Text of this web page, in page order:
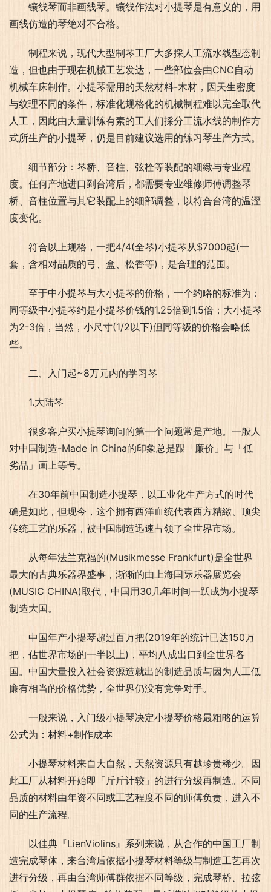
镶线琴而非画线琴。镶线作法对小提琴是有意义的，用
画线仿造的琴绝对不合格。
制程来说，现代大型制琴工厂大多採人工流水线型态制
造，但也由于现在机械工艺发达，一些部位会由CNC自动
机械车床制作。小提琴需用的天然材料-木材，因天生密度
与纹理不同的条件，标准化规格化的机械制程难以完全取代
人工，因此由大量训练有素的工人们採分工流水线的制作方
式所生产的小提琴，仍是目前建议选用的练习琴生产方式。
细节部分：琴桥、音柱、弦栓等装配的细緻与专业程
度。任何产地进口到台湾后，都需要专业维修师傅调整琴
桥、音柱位置与其它装配上的细部调整，以符合台湾的温溼
度变化。
符合以上规格，一把4/4(全琴)小提琴从$7000起(一
套，含相对品质的弓、盒、松香等)，是合理的范围。
至于中小提琴与大小提琴的价格，一个约略的标准为：
同等级中小提琴约是小提琴价钱的1.25倍到1.5倍；大小提琴
为2-3倍，当然，小尺寸(1/2以下)但同等级的价格会略低
些。
二、入门起~8万元内的学习琴
1.大陆琴
很多客户买小提琴询问的第一个问题常是产地。一般人
对中国制造-Made in China的印象总是跟「廉价」与「低
劣品」画上等号。
在30年前中国制造小提琴，以工业化生产方式的时代
确是如此，但现今，这个拥有西洋血统代表西方精緻、顶尖
传统工艺的乐器，被中国制造迅速占领了全世界市场。
从每年法兰克福的(Musikmesse Frankfurt)是全世界
最大的古典乐器界盛事，渐渐的由上海国际乐器展览会
(MUSIC CHINA)取代，中国用30几年时间一跃成为小提琴
制造大国。
中国年产小提琴超过百万把(2019年的统计已达150万
把，佔世界市场的一半以上)，平均八成出口到全世界各
国。中国大量投入社会资源造就出的制造品质与因为人工低
廉有相当的价格优势，全世界仍没有竞争对手。
一般来说，入门级小提琴决定小提琴价格最粗略的运算
公式为：材料+制作成本
小提琴材料来自大自然，天然资源只有越珍贵稀少。因
此工厂从材料开始即「斤斤计较」的进行分级再制造。不同
品质的材料由年资不同或工艺程度不同的师傅负责，进入不
同的生产流程。
以佳典『LienViolins』系列来说，从合作的中国工厂制
造完成琴体，来台湾后依据小提琴材料等级与制造工艺再次
进行分级，再由台湾师傅群依据不同等级，完成琴桥、拉弦